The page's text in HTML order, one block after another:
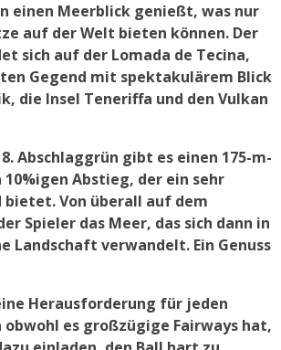
einen Meerblick genießt, was nur
auf der Welt bieten können. Der
sich auf der Lomada de Tecina,
Gegend mit spektakulärem Blick
die Insel Teneriffa und den Vulkan
Abschlaggrün gibt es einen 175-m-
Abstieg, der ein sehr
Von überall auf dem
Spieler das Meer, das sich dann in
Landschaft verwandelt. Ein Genuss
Herausforderung für jeden
obwohl es großzügige Fairways hat,